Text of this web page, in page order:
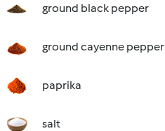
ground black pepper
ground cayenne pepper
paprika
salt